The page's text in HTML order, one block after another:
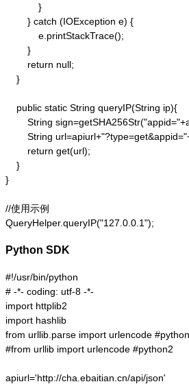
            }
        } catch (IOException e) {
            e.printStackTrace();
        }
        return null;
    }
    public static String queryIP(String ip){
String
String
        return get(url);
    }
}
//使用示例
QueryHelper.queryIP("127.0.0.1");
Python SDK
#!/usr/bin/python
# -*- coding: utf-8 -*-
import httplib2
import hashlib
from urllib.parse import urlencode
#from urllib import urlencode #python2
apiurl='http://cha.ebaitian.cn/api/json'